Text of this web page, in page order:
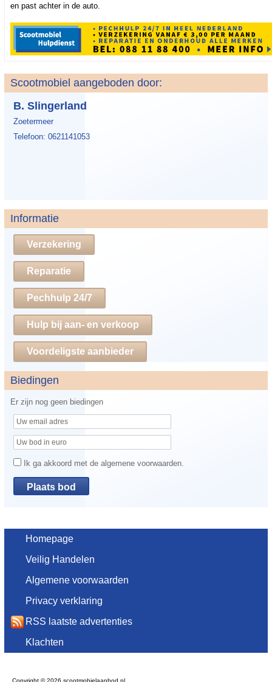
en past achter in de auto.
Scootmobiel aangeboden door:
B. Slingerland
Zoetermeer
Telefoon: 0621141053
Informatie
Verzekering
Reparatie
Pechhulp 24/7
Hulp bij aan- en verkoop
Voordeligste aanbieder
Biedingen
Er zijn nog geen biedingen
Ik ga akkoord met de algemene voorwaarden.
Homepage
Veilig Handelen
Algemene voorwaarden
Privacy verklaring
RSS laatste advertenties
Klachten
Copyright © 2026 scootmobielaanbod.nl